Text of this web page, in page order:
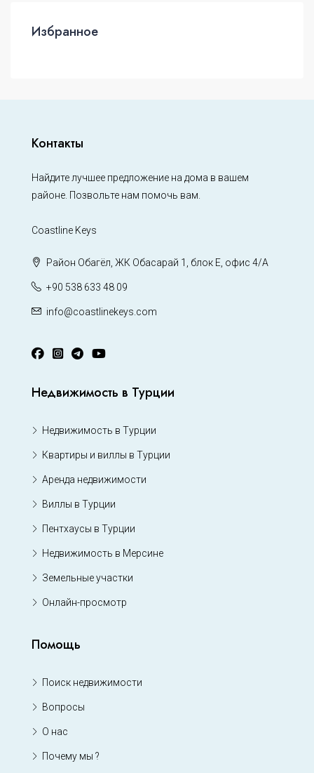
Избранное
Контакты
Найдите лучшее предложение на дома в вашем
районе. Позвольте нам помочь вам.
Coastline Keys
Район Обагёл, ЖК Обасарай 1, блок Е, офис 4/А
+90 538 633 48 09
info@coastlinekeys.com
Недвижимость в Турции
Недвижимость в Турции
Квартиры и виллы в Турции
Аренда недвижимости
Виллы в Турции
Пентхаусы в Турции
Недвижимость в Мерсине
Земельные участки
Онлайн-просмотр
Помощь
Поиск недвижимости
Вопросы
О нас
Почему мы ?